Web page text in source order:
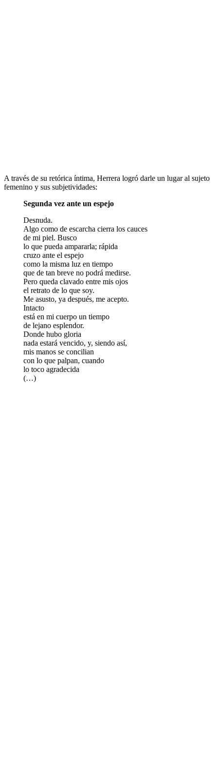
A través de su retórica íntima, Herrera logró darle un lugar al sujeto
femenino y sus subjetividades:
Segunda vez ante un espejo
Desnuda.
Algo como de escarcha cierra los cauces
de mi piel. Busco
lo que pueda ampararla; rápida
cruzo ante el espejo
como la misma luz en tiempo
que de tan breve no podrá medirse.
Pero queda clavado entre mis ojos
el retrato de lo que soy.
Me asusto, ya después, me acepto.
Intacto
está en mi cuerpo un tiempo
de lejano esplendor.
Donde hubo gloria
nada estará vencido, y, siendo así,
mis manos se concilian
con lo que palpan, cuando
lo toco agradecida
(…)